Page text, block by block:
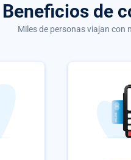
Beneficios de
Miles de personas viajan con